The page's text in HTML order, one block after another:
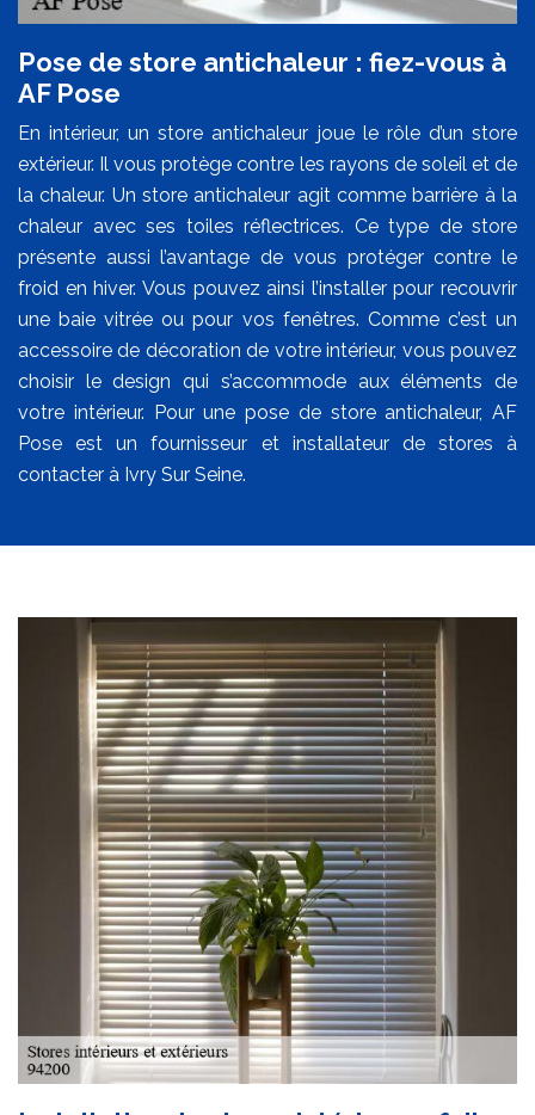
Pose de store antichaleur : fiez-vous à
AF Pose
En intérieur, un store antichaleur joue le rôle d’un store
extérieur. Il vous protège contre les rayons de soleil et de
la chaleur. Un store antichaleur agit comme barrière à la
chaleur avec ses toiles réflectrices. Ce type de store
présente aussi l’avantage de vous protéger contre le
froid en hiver. Vous pouvez ainsi l’installer pour recouvrir
une baie vitrée ou pour vos fenêtres. Comme c’est un
accessoire de décoration de votre intérieur, vous pouvez
choisir le design qui s’accommode aux éléments de
votre intérieur. Pour une pose de store antichaleur, AF
Pose est un fournisseur et installateur de stores à
contacter à Ivry Sur Seine.